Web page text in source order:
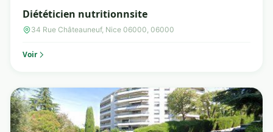
Diététicien nutritionnsite
34 Rue Châteauneuf, Nice 06000, 06000
Voir